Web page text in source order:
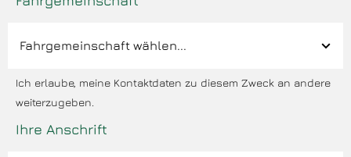
Ich erlaube, meine Kontaktdaten zu diesem Zweck an andere
weiterzugeben.
Ihre Anschrift